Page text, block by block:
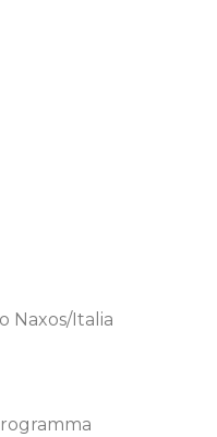
Naxos/Italia